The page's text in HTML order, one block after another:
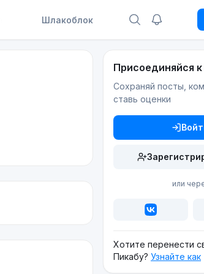
Шлакоблок
Присоединяйся
Сохраняй посты,
ставь оценки
или
Хотите перенести
Пикабу? Узнайте как